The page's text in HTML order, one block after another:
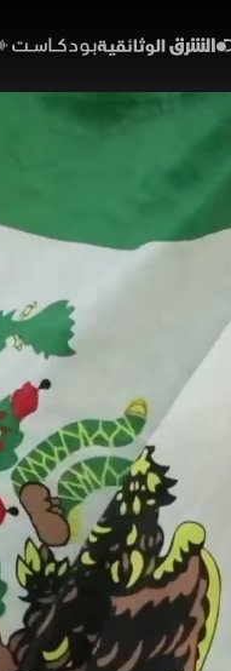
وكأس
أجواء كأس
في الملاعب
عبر كرة القدم